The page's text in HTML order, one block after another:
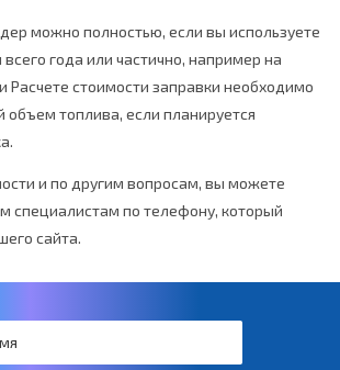
можно полностью, если вы используете
года или частично, например на
Расчете стоимости заправки необходимо
объем топлива, если планируется
и по другим вопросам, вы можете
специалистам по телефону, который
сайта.